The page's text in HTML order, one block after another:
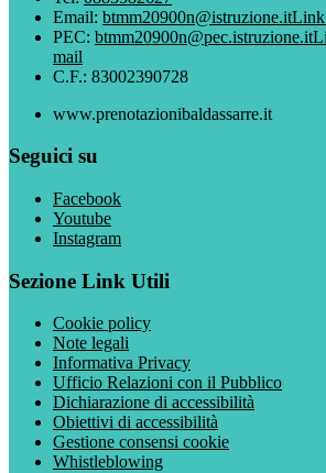
Email: btmm20900n@istruzione.itLink
PEC: btmm20900n@pec.istruzione.it
mail
C.F.: 83002390728
www.prenotazionibaldassarre.it
Seguici su
Facebook
Youtube
Instagram
Sezione Link Utili
Cookie policy
Note legali
Informativa Privacy
Ufficio Relazioni con il Pubblico
Dichiarazione di accessibilità
Obiettivi di accessibilità
Gestione consensi cookie
Whistleblowing